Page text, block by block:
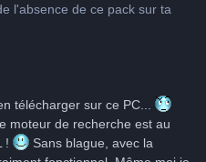
l'absence de ce pack sur ta
télécharger sur ce PC...
moteur de recherche est au
!
Sans blague, avec la